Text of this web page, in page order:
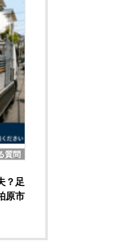
質問
？足
原市